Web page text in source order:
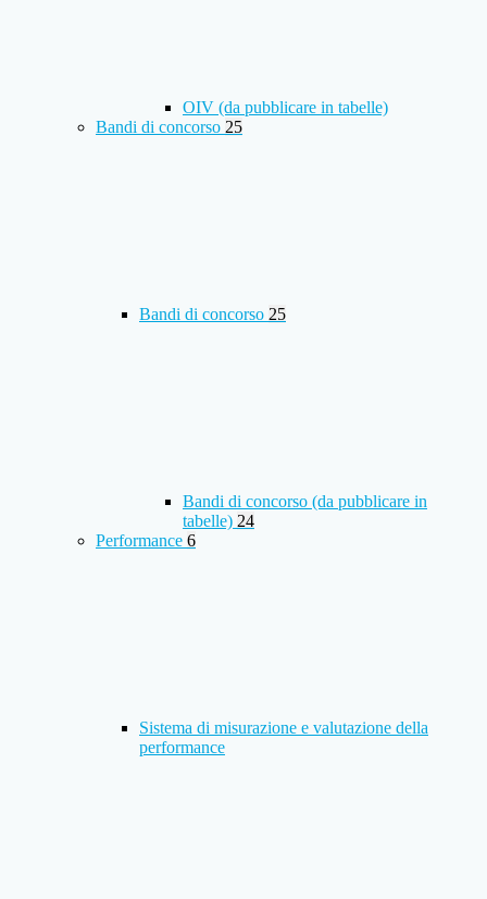
OIV (da pubblicare in tabelle)
Bandi di concorso 25
Bandi di concorso 25
Bandi di concorso (da pubblicare in
tabelle) 24
Performance 6
Sistema di misurazione e valutazione della
performance